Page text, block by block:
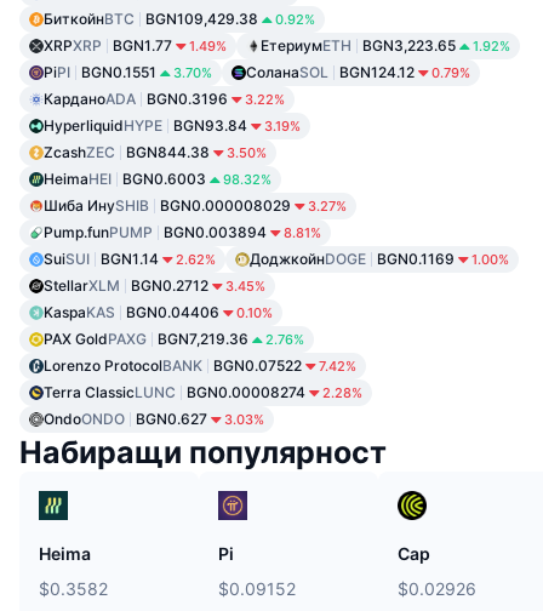
БиткойнBTC BGN109,429.38 0.92%
XRPXRP BGN1.77 1.49% ЕтериумETH BGN3,223.65 1.92%
PiPI BGN0.1551 3.70% СоланаSOL BGN124.12 0.79%
КарданоADA BGN0.3196 3.22%
HyperliquidHYPE BGN93.84 3.19%
ZcashZEC BGN844.38 3.50%
HeimaHEI BGN0.6003 98.32%
Шиба ИнуSHIB BGN0.000008029 3.27%
Pump.funPUMP BGN0.003894 8.81%
SuiSUI BGN1.14 2.62% ДоджкойнDOGE BGN0.1169 1.00%
StellarXLM BGN0.2712 3.45%
KaspaKAS BGN0.04406 0.10%
PAX GoldPAXG BGN7,219.36 2.76%
Lorenzo ProtocolBANK BGN0.07522 7.42%
Terra ClassicLUNC BGN0.00008274 2.28%
OndoONDO BGN0.627 3.03%
Набиращи популярност
Heima
$0.3582
Pi
$0.09152
Cap
$0.02926